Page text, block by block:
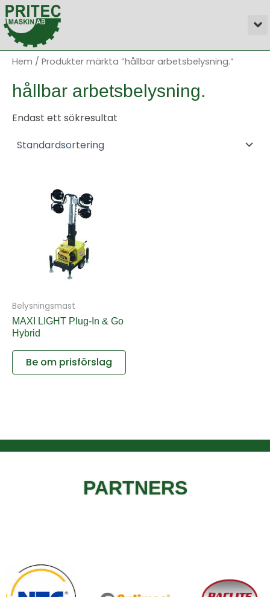
Hoppa
till
innehåll
Hem / Produkter märkta ”hållbar arbetsbelysning.”
hållbar arbetsbelysning.
Endast ett sökresultat
Belysningsmast
MAXI LIGHT Plug-In & Go
Hybrid
Be om prisförslag
PARTNERS